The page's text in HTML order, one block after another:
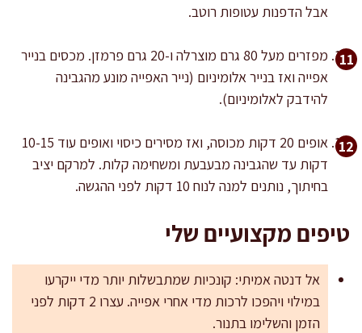
אבל הדפנות עטופות רוטב.
מפזרים מעל 80 גרם מוצרלה ו-20 גרם פרמזן. מכסים בנייר
אפייה ואז בנייר אלומיניום (נייר האפייה מונע מהגבינה
להידבק לאלומיניום).
אופים 20 דקות מכוסה, ואז מסירים כיסוי ואופים עוד 10-15
דקות עד שהגבינה מבעבעת ומשחימה קלות. למרקם יציב
בחיתוך, נותנים למנה לנוח 10 דקות לפני ההגשה.
טיפים מקצועיים שלי
אל דנטה אמיתי: קונכיות שמתבשלות יותר מדי ייקרעו
במילוי ויהפכו לרכות מדי אחרי אפייה. עצרו 2 דקות לפני
הזמן והשלימו בתנור.